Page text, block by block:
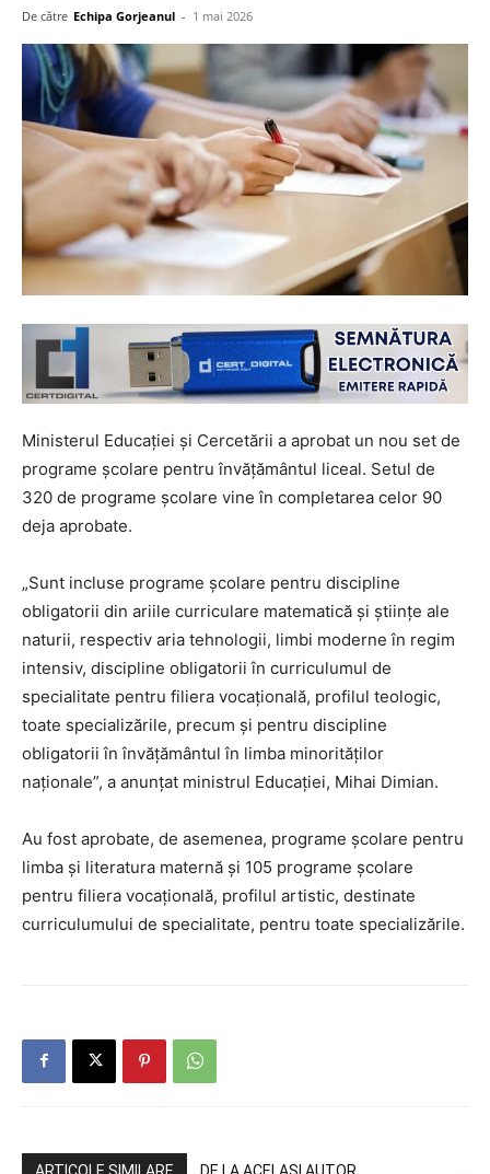
De către Echipa Gorjeanul - 1 mai 2026
Ministerul Educației și Cercetării a aprobat un nou set de
programe școlare pentru învățământul liceal. Setul de
320 de programe școlare vine în completarea celor 90
deja aprobate.
„Sunt incluse programe școlare pentru discipline
obligatorii din ariile curriculare matematică și științe ale
naturii, respectiv aria tehnologii, limbi moderne în regim
intensiv, discipline obligatorii în curriculumul de
specialitate pentru filiera vocațională, profilul teologic,
toate specializările, precum și pentru discipline
obligatorii în învățământul în limba minorităților
naționale”, a anunțat ministrul Educației, Mihai Dimian.
Au fost aprobate, de asemenea, programe școlare pentru
limba și literatura maternă și 105 programe școlare
pentru filiera vocațională, profilul artistic, destinate
curriculumului de specialitate, pentru toate specializările.